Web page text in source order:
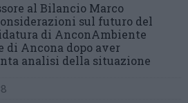
al Bilancio Marco
sul futuro del
di AnconAmbiente
di Ancona dopo aver
analisi della situazione